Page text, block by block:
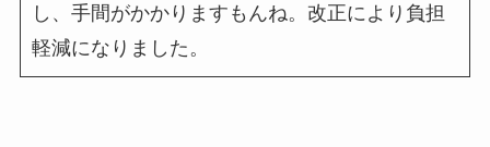
し、手間がかかりますもんね。改正により負担
軽減になりました。